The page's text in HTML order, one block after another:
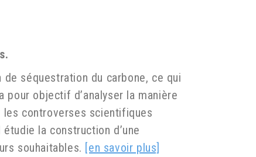
séquestration du carbone, ce qui
a pour objectif d’analyser la manière
controverses scientifiques
la construction d’une
souhaitables. [en savoir plus]